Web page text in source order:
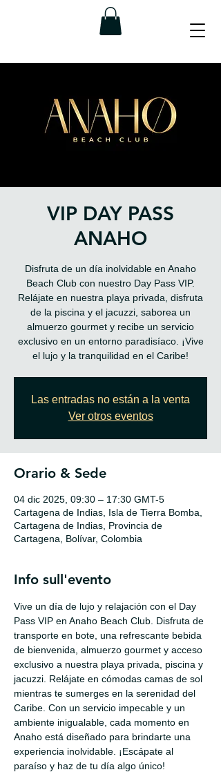
VIP DAY PASS
ANAHO
Disfruta de un día inolvidable en Anaho
Beach Club con nuestro Day Pass VIP.
Relájate en nuestra playa privada, disfruta
de la piscina y el jacuzzi, saborea un
almuerzo gourmet y recibe un servicio
exclusivo en un entorno paradisíaco. ¡Vive
Las entradas no están a la venta
Ver otros eventos
Orario & Sede
04 dic 2025, 09:30 – 17:30 GMT-5
Cartagena de Indias, Isla de Tierra Bomba,
Cartagena de Indias, Provincia de
Cartagena, Bolívar, Colombia
Info sull'evento
Vive un día de lujo y relajación con el Day
Pass VIP en Anaho Beach Club. Disfruta de
transporte en bote, una refrescante bebida
de bienvenida, almuerzo gourmet y acceso
exclusivo a nuestra playa privada, piscina y
jacuzzi. Relájate en cómodas camas de sol
mientras te sumerges en la serenidad del
Caribe. Con un servicio impecable y un
ambiente inigualable, cada momento en
Anaho está diseñado para brindarte una
experiencia inolvidable. ¡Escápate al
paraíso y haz de tu día algo único!